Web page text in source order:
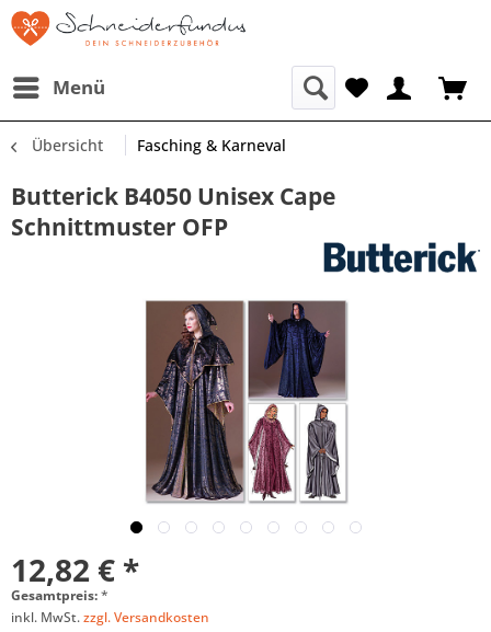
Menü
Übersicht Fasching & Karneval
Butterick B4050 Unisex Cape
Schnittmuster OFP
12,82 € *
Gesamtpreis:*
inkl. MwSt.zzgl. Versandkosten